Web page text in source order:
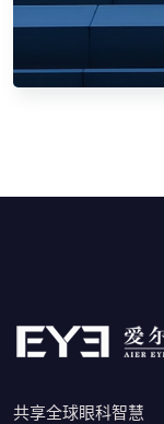
共享全球眼科智慧